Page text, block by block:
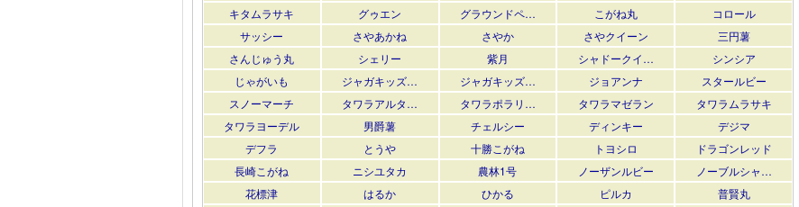
キタムラサキ
グゥエン グラウンドペ… こがね丸
コロール
サッシー
さやあかね さやか さやクイーン
三円薯
さんじゅう丸
シェリー 紫月 シャドークイ…
シンシア
じゃがいも
ジャガキッズ… ジャガキッズ… ジョアンナ
スタールビー
スノーマーチ
タワラアルタ… タワラポラリ… タワラマゼラン
タワラムラサキ
タワラヨーデル
男爵薯 チェルシー ディンキー
デジマ
デフラ
とうや 十勝こがね トヨシロ
ドラゴンレッド
長崎こがね
ニシユタカ 農林1号 ノーザンルビー
ノーブルシャ…
花標津
はるか ひかる ピルカ
普賢丸